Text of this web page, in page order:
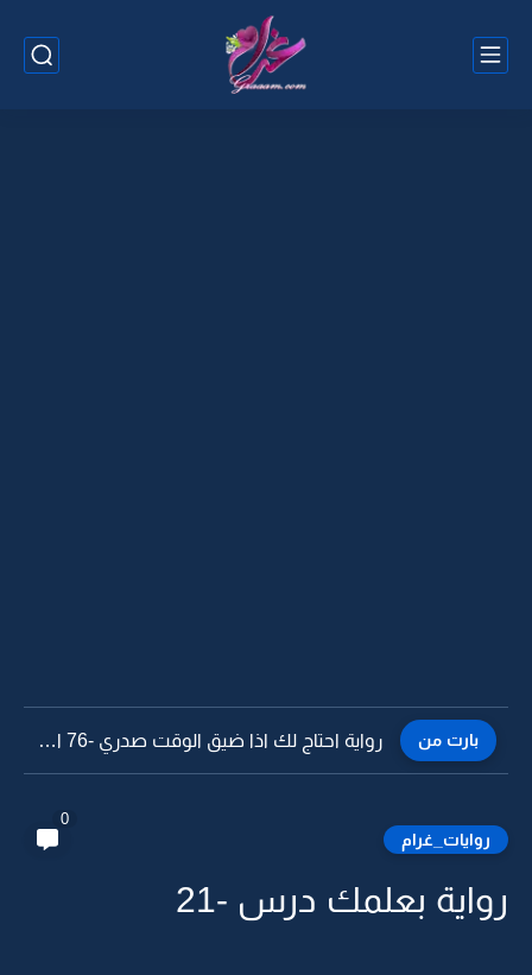
بارت من رواية احتاج لك اذا ضيق الوقت صدري -75
روايات_غرام
0
رواية بعلمك درس -21